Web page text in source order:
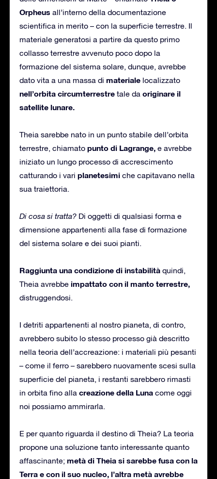
Orpheus all’interno della documentazione
scientifica in merito – con la superficie terrestre. Il
materiale generatosi a partire da questo primo
collasso terrestre avvenuto poco dopo la
formazione del sistema solare, dunque, avrebbe
dato vita a una massa di materiale localizzato
nell’orbita circumterrestre tale da originare il
satellite lunare.
Theia sarebbe nato in un punto stabile dell’orbita
terrestre, chiamato punto di Lagrange, e avrebbe
iniziato un lungo processo di accrescimento
catturando i vari planetesimi che capitavano nella
sua traiettoria.
Di cosa si tratta? Di oggetti di qualsiasi forma e
dimensione appartenenti alla fase di formazione
del sistema solare e dei suoi pianti.
Raggiunta una condizione di instabilità quindi,
Theia avrebbe impattato con il manto terrestre,
distruggendosi.
I detriti appartenenti al nostro pianeta, di contro,
avrebbero subito lo stesso processo già descritto
nella teoria dell’accreazione: i materiali più pesanti
– come il ferro – sarebbero nuovamente scesi sulla
superficie del pianeta, i restanti sarebbero rimasti
in orbita fino alla creazione della Luna come oggi
noi possiamo ammirarla.
E per quanto riguarda il destino di Theia? La teoria
propone una soluzione tanto interessante quanto
affascinante; metà di Theia si sarebbe fusa con la
Terra e con il suo nucleo, l’altra metà avrebbe